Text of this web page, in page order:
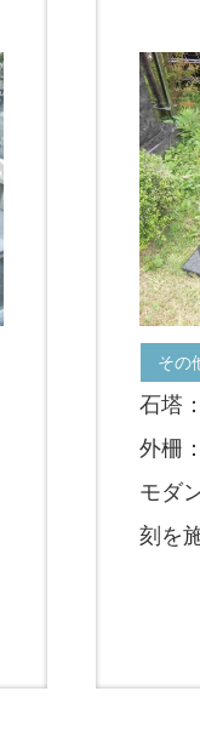
その
石塔
外柵：
モダ
刻を